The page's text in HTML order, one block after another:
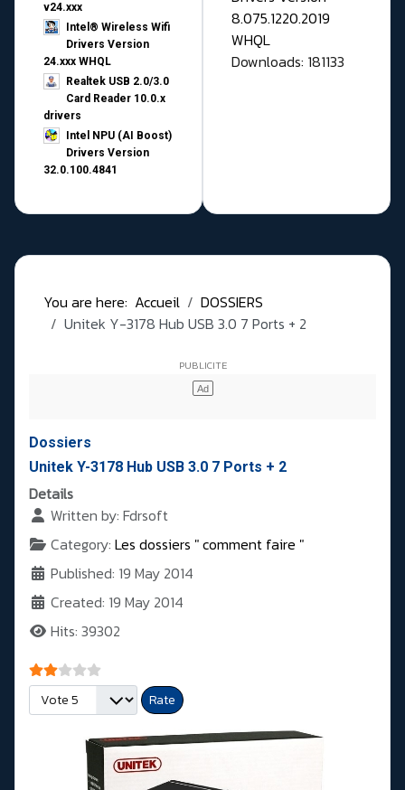
v24.xxx
Intel® Wireless Wifi
Drivers Version
24.xxx WHQL
Realtek USB 2.0/3.0
Card Reader 10.0.x
drivers
Intel NPU (AI Boost)
Drivers Version
32.0.100.4841
8.075.1220.2019
WHQL
Downloads: 181133
You are here: Accueil
DOSSIERS
Unitek Y-3178 Hub USB 3.0 7 Ports + 2
Dossiers
Unitek Y-3178 Hub USB 3.0 7 Ports + 2
Details
Written by: Fdrsoft
Category: Les dossiers " comment faire "
Published: 19 May 2014
Created: 19 May 2014
Hits: 39302
User Rating:
Please Rate